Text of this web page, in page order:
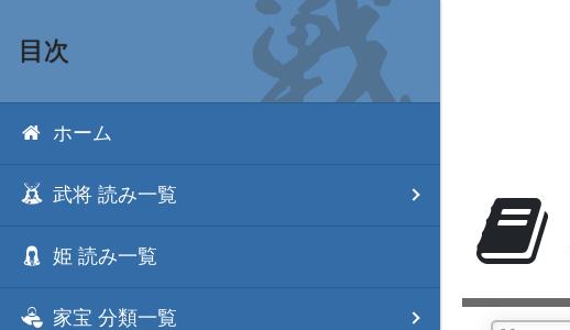
目次
ホーム
武将 読み一覧
姫 読み一覧
家宝 分類一覧